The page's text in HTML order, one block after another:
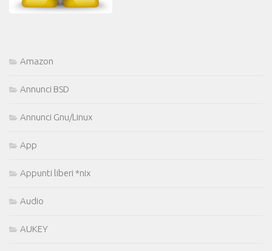
Amazon
Annunci BSD
Annunci Gnu/Linux
App
Appunti liberi *nix
Audio
AUKEY